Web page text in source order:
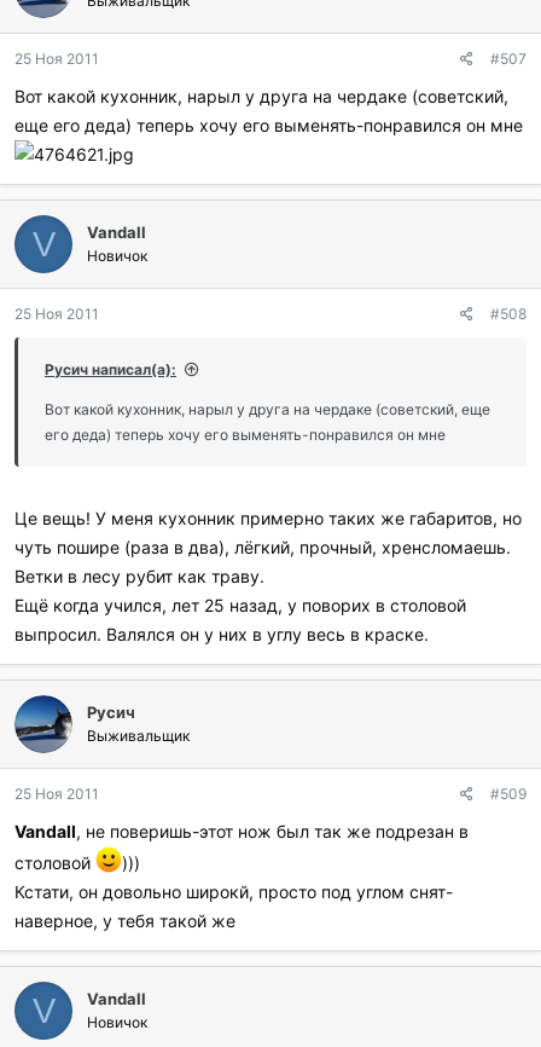
о
а
и
л
и
25 Ноя 2011 #507
Вот какой кухонник, нарыл у друга на чердаке (советский,
еще его деда) теперь хочу его выменять-понравился он мне
V Vandall
Новичок
25 Ноя 2011 #508
Русич написал(а):
Вот какой кухонник, нарыл у друга на чердаке (советский, еще
его деда) теперь хочу его выменять-понравился он мне
Це вещь! У меня кухонник примерно таких же габаритов, но
чуть пошире (раза в два), лёгкий, прочный, хренсломаешь.
Ветки в лесу рубит как траву.
Ещё когда учился, лет 25 назад, у поворих в столовой
выпросил. Валялся он у них в углу весь в краске.
Русич
Выживальщик
25 Ноя 2011 #509
Vandall, не поверишь-этот нож был так же подрезан в
столовой
)))
Кстати, он довольно широкй, просто под углом снят-
наверное, у тебя такой же
V Vandall
Новичок